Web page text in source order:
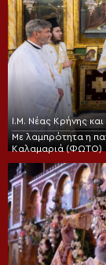
Ι.Μ. Νέας Κρήνης
Με λαμπρότητα η
Καλαμαριά (ΦΩΤΟ)